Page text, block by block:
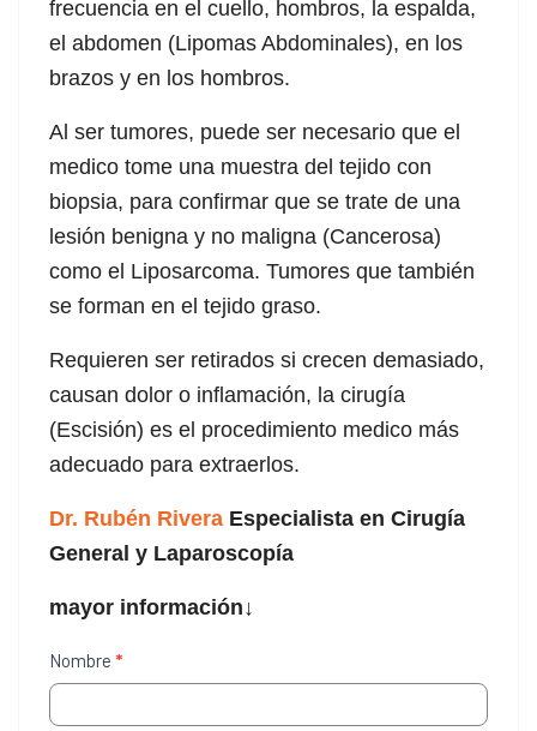
frecuencia en el cuello, hombros, la espalda,
el abdomen (Lipomas Abdominales), en los
brazos y en los hombros.
Al ser tumores, puede ser necesario que el
medico tome una muestra del tejido con
biopsia, para confirmar que se trate de una
lesión benigna y no maligna (Cancerosa)
como el Liposarcoma. Tumores que también
se forman en el tejido graso.
Requieren ser retirados si crecen demasiado,
causan dolor o inflamación, la cirugía
(Escisión) es el procedimiento medico más
adecuado para extraerlos.
Dr. Rubén Rivera Especialista en Cirugía
General y Laparoscopía
mayor información↓
Contáctenos
Nombre *